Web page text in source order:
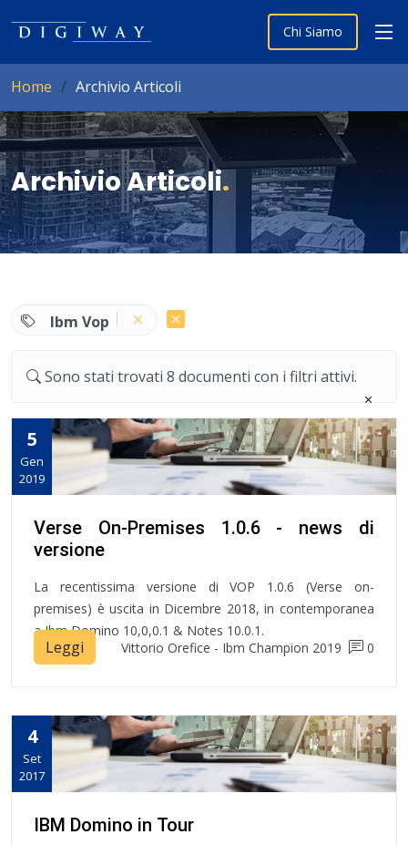
Chi Siamo
Home Archivio Articoli
Archivio Articoli.
Ibm Vop
Sono stati trovati 8 documenti con i filtri attivi.
5
Gen
2019
Verse On-Premises 1.0.6 - news di
versione
La recentissima versione di VOP 1.0.6 (Verse on-
premises) è uscita in Dicembre 2018, in contemporanea
a Ibm Domino 10,0,0.1 & Notes 10.0.1.
Leggi Vittorio Orefice - Ibm Champion 2019 0
4
Set
2017
IBM Domino in Tour